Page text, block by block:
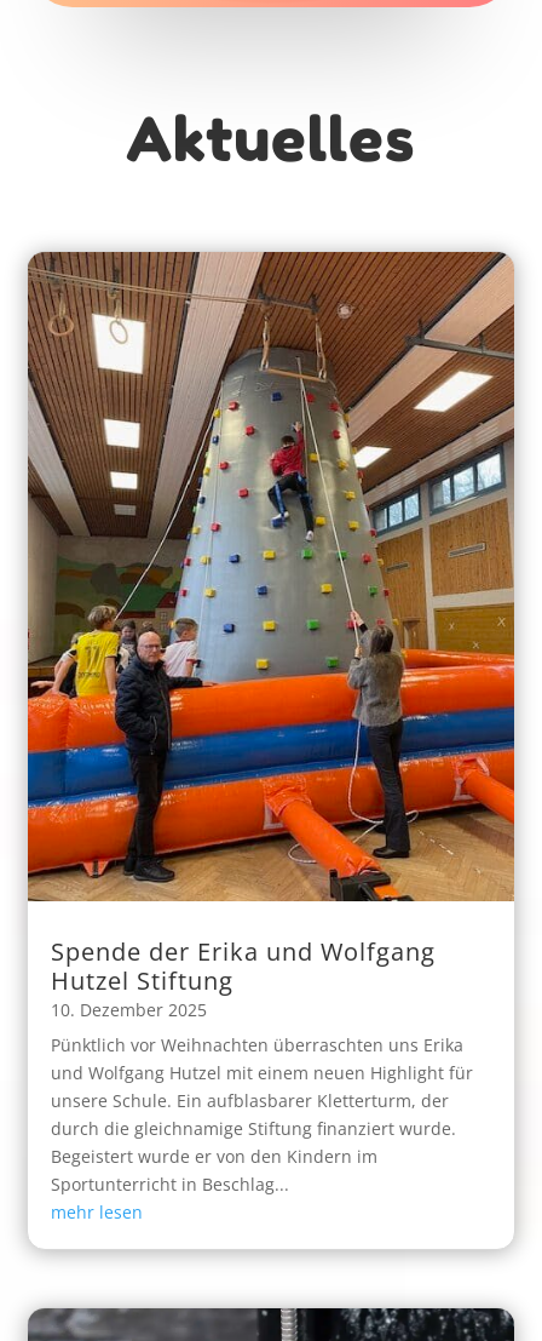
Aktuelles
Spende der Erika und Wolfgang
Hutzel Stiftung
10. Dezember 2025
Pünktlich vor Weihnachten überraschten uns Erika
und Wolfgang Hutzel mit einem neuen Highlight für
unsere Schule. Ein aufblasbarer Kletterturm, der
durch die gleichnamige Stiftung finanziert wurde.
Begeistert wurde er von den Kindern im
Sportunterricht in Beschlag...
mehr lesen